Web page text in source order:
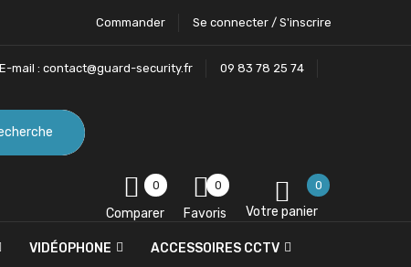
Se connecter / S'inscrire
Commander
09 83 78 25 74
E-mail : contact@guard-security.fr
0
Votre panier
0
Favoris
0
Comparer
VIDÉOPHONE ACCESSOIRES CCTV